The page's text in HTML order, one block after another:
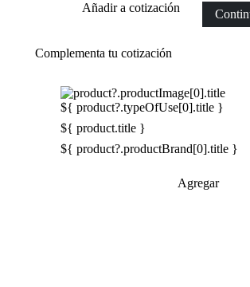
Añadir a cotización
Complementa tu cotización
${ product?.typeOfUse[0].title }
${ product.title }
${ product?.productBrand[0].title }
Agregar